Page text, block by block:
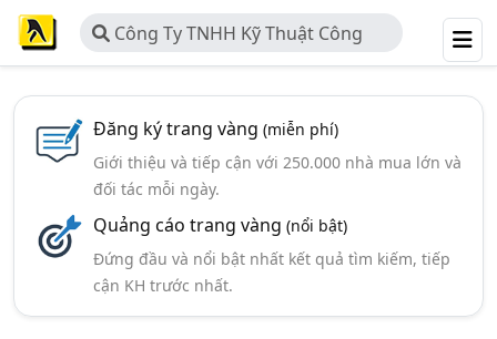
Công Ty TNHH Kỹ Thuật Công
Nghệ BTC
Đăng ký trang vàng (miễn phí)
Giới thiệu và tiếp cận với 250.000 nhà mua lớn và
đối tác mỗi ngày.
Quảng cáo trang vàng (nổi bật)
Đứng đầu và nổi bật nhất kết quả tìm kiếm, tiếp
cận KH trước nhất.